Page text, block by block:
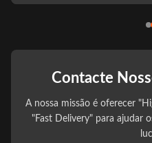
Contacte
A nossa missão é oferecer
"Fast Delivery" para ajudar